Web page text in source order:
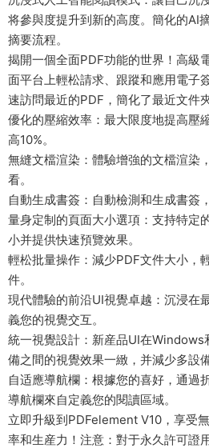
将參與度提升到新的高度。簡化的AI
摘要流程。
揭開一個全面PDF功能的世界！高級
面平台上輕松請求、跟蹤和應用電子
速訪問最近的PDF，簡化了最近文件
優化的壓縮效率：最大限度地提高壓
高10%。
無縫文檔渲染：體驗增強的文檔渲染
看。
自動生成書簽：自動檢測和生成書簽
量身定制的頁面大小選項：支持特定
小并提供快速預覽效果。
輕松批量操作：減少PDF文件大小，
件。
現代體驗的前沿UI視覺卓越：沉浸在
義您的視覺交互。
統一視覺設計：新産品UI在Windows
備之間的視覺效果一緻，并減少多設
自适應導航欄：根據您的喜好，通過
導航欄來自定義您的閱讀區域。
立即升級到PDFelement V10，享受
率和生産力！注意：對于永久許可證